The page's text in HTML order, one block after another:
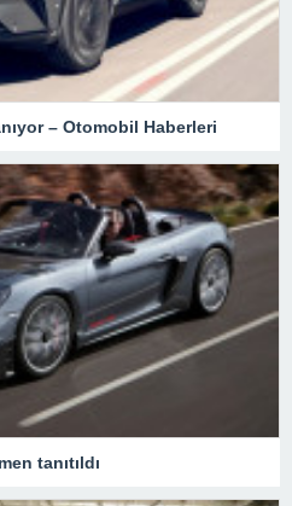
– Otomobil Haberleri
tanıtıldı